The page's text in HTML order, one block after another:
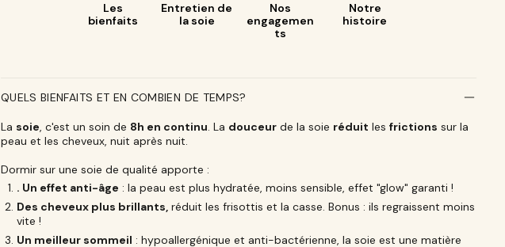
Les
bienfaits
Entretien de
la soie
Nos
engagemen
ts
Notre
histoire
QUELS BIENFAITS ET EN COMBIEN DE TEMPS?
La soie, c'est un soin de 8h en continu. La douceur de la soie réduit les frictions sur la
peau et les cheveux, nuit après nuit.
Dormir sur une soie de qualité apporte :
. Un effet anti-âge : la peau est plus hydratée, moins sensible, effet "glow" garanti !
Des cheveux plus brillants, réduit les frisottis et la casse. Bonus : ils regraissent moins
vite !
Un meilleur sommeil : hypoallergénique et anti-bactérienne, la soie est une matière